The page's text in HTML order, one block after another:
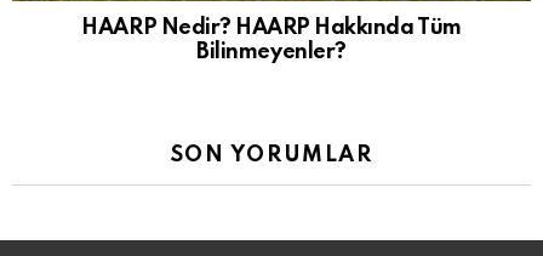
HAARP Nedir? HAARP Hakkında Tüm
Bilinmeyenler?
SON YORUMLAR